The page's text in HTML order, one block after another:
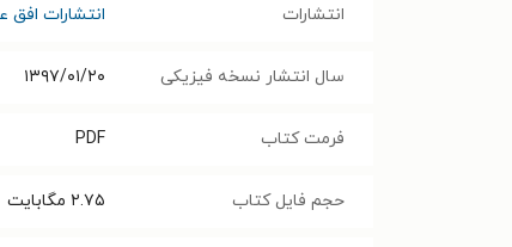
انتشارات انتشارات افق
سال انتشار نسخه فیزیکی ۱۳۹۷/۰۱/۲۰
فرمت کتاب PDF
حجم فایل کتاب ۲.۷۵ مگابایت